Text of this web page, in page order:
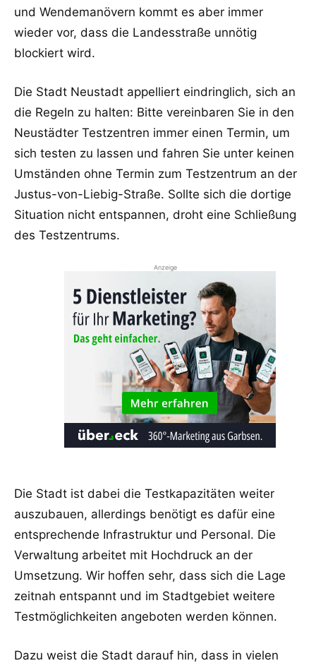
und Wendemanövern kommt es aber immer
wieder vor, dass die Landesstraße unnötig
blockiert wird.
Die Stadt Neustadt appelliert eindringlich, sich an
die Regeln zu halten: Bitte vereinbaren Sie in den
Neustädter Testzentren immer einen Termin, um
sich testen zu lassen und fahren Sie unter keinen
Umständen ohne Termin zum Testzentrum an der
Justus-von-Liebig-Straße. Sollte sich die dortige
Situation nicht entspannen, droht eine Schließung
des Testzentrums.
Anzeige
Die Stadt ist dabei die Testkapazitäten weiter
auszubauen, allerdings benötigt es dafür eine
entsprechende Infrastruktur und Personal. Die
Verwaltung arbeitet mit Hochdruck an der
Umsetzung. Wir hoffen sehr, dass sich die Lage
zeitnah entspannt und im Stadtgebiet weitere
Testmöglichkeiten angeboten werden können.
Dazu weist die Stadt darauf hin, dass in vielen